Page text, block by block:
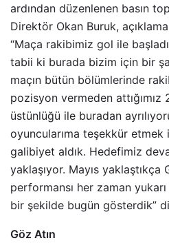
ardından düzenlenen basın
Direktör Okan Buruk,
“Maça rakibimiz gol ile
tabii ki burada bizim için bir
maçın bütün bölümlerinde
pozisyon vermeden
üstünlüğü ile buradan
oyuncularıma teşekkür
galibiyet aldık. Hedefimiz
yaklaşıyor. Mayıs yaklaştıkça
performansı her zaman
bir şekilde bugün gösterdik”
Göz Atın